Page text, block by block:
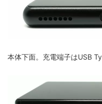
本体下面。充電端子はUSB